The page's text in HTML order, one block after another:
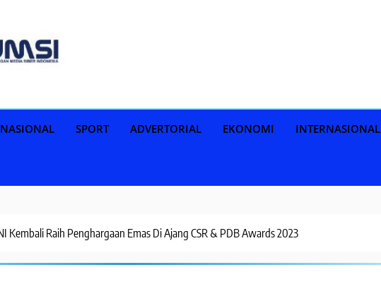
NASIONAL SPORT ADVERTORIAL EKONOMI INTERNASIONAL
Kembali Raih Penghargaan Emas Di Ajang CSR & PDB Awards 2023